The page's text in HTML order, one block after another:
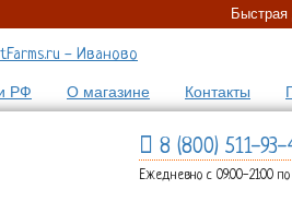
РФ О магазине Контакты
8 (800) 511-93-
Ежедневно с 09:00-21:00